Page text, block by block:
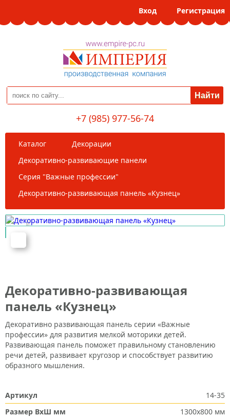
Вход Регистрация
+7 (985) 977-56-74
Каталог
Декорации
Декоративно-развивающие панели
Серия "Важные профессии"
Декоративно-развивающая панель «Кузнец»
Декоративно-развивающая
панель «Кузнец»
Декоративно развивающая панель серии «Важные
профессии» для развития мелкой моторики детей.
Развивающая панель поможет правильному становлению
речи детей, развивает кругозор и способствует развитию
образного мышления.
Артикул
14-35
Размер ВxШ мм
1300х800 мм